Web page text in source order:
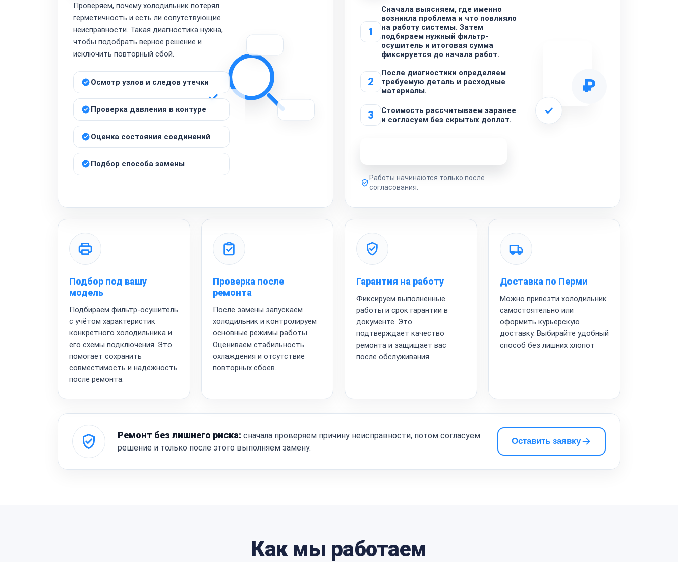
Проверяем, почему холодильник потерял
герметичность и есть ли сопутствующие
неисправности. Такая диагностика нужна,
чтобы подобрать верное решение и
исключить повторный сбой.
Осмотр узлов и следов утечки
Проверка давления в контуре
Оценка состояния соединений
Подбор способа замены
1
Сначала выясняем, где именно
возникла проблема и что повлияло
на работу системы. Затем
подбираем нужный фильтр-
осушитель и итоговая сумма
фиксируется до начала работ.
2
После диагностики определяем
требуемую деталь и расходные
материалы.
3
Стоимость рассчитываем заранее
и согласуем без скрытых доплат.
Работы начинаются только после
согласования.
₽
Подбор под вашу
модель
Подбираем фильтр-осушитель
с учётом характеристик
конкретного холодильника и
его схемы подключения. Это
помогает сохранить
совместимость и надёжность
после ремонта.
Проверка после
ремонта
После замены запускаем
холодильник и контролируем
основные режимы работы.
Оцениваем стабильность
охлаждения и отсутствие
повторных сбоев.
Гарантия на работу
Фиксируем выполненные
работы и срок гарантии в
документе. Это
подтверждает качество
ремонта и защищает вас
после обслуживания.
Доставка по Перми
Можно привезти холодильник
самостоятельно или
оформить курьерскую
доставку. Выбирайте удобный
способ без лишних хлопот
Ремонт без лишнего риска: сначала проверяем причину неисправности, потом согласуем
решение и только после этого выполняем замену.
Оставить заявку
Как мы работаем